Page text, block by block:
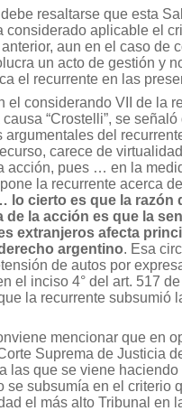
resaltarse que esta
considerado aplicable el
aun en el caso de
un acto de gestión y
el recurrente en las
el considerando VII de la
“Crostelli”, se
argumentales del
carece de
acción, pues … en la
la recurrente acerca
lo cierto es que la razón
de la acción es que la
extranjeros afecta
argentino. Esa
de autos por
el inciso 4° del art. 517
la recurrente subsumió
mencionar que en
Suprema de Justicia
las que se viene
se subsumía en el criterio
el más alto Tribunal en